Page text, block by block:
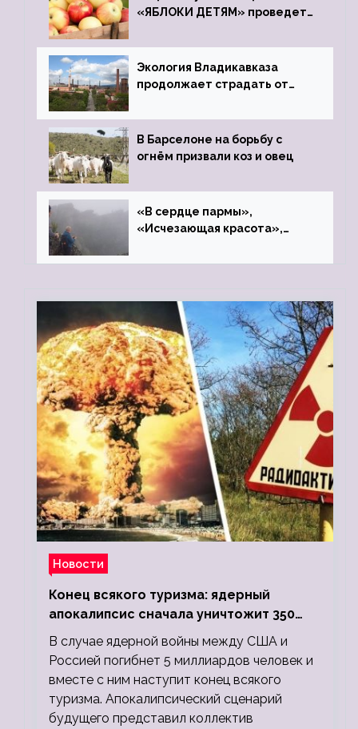
«ЯБЛОКИ ДЕТЯМ» проведет
Экология Владикавказа
продолжает страдать от
В Барселоне на борьбу с
огнём призвали коз и овец
«В сердце пармы»,
«Исчезающая красота»,
Новости
Конец всякого туризма: ядерный
апокалипсис сначала уничтожит 350
миллионов, а потом 5 миллиардов
людей
В случае ядерной войны между США и
Россией погибнет 5 миллиардов человек и
вместе с ним наступит конец всякого
туризма. Апокалипсический сценарий
будущего представил коллектив